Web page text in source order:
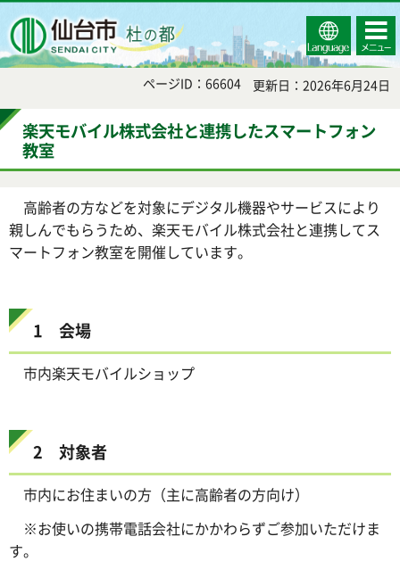
Select
Language
コンテ
ンツメ
ニュー
ページID：66604 更新日：2026年6月24日
楽天モバイル株式会社と連携したスマートフォン
教室
高齢者の方などを対象にデジタル機器やサービスにより
親しんでもらうため、楽天モバイル株式会社と連携してス
マートフォン教室を開催しています。
1 会場
市内楽天モバイルショップ
2 対象者
市内にお住まいの方（主に高齢者の方向け）
※お使いの携帯電話会社にかかわらずご参加いただけま
す。